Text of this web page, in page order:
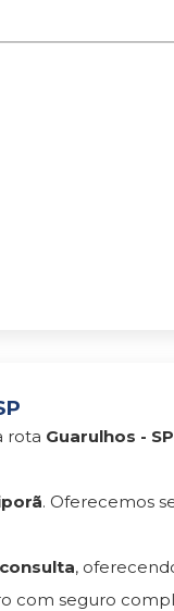
rota Guarulhos - SP
. Oferecemos
,
com seguro